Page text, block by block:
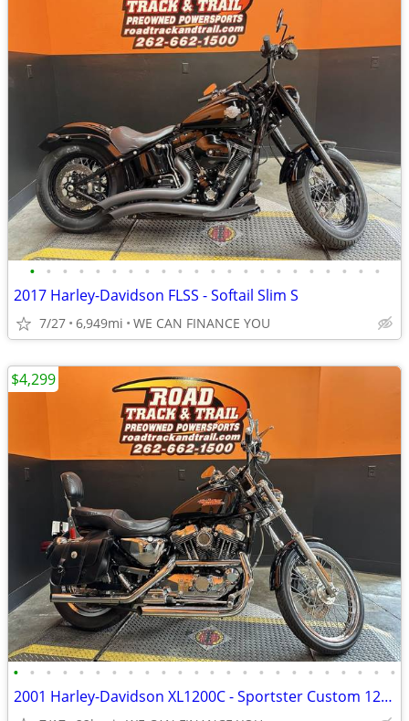
• • • • • • • • • • • • • • • • • • • • • •
2017 Harley-Davidson FLSS - Softail Slim S
7/27 6,949mi WE CAN FINANCE YOU
• • • • • • • • • • • • • • • • • • • • • • • •
2001 Harley-Davidson XL1200C - Sportster Custom 1200C
$4,299